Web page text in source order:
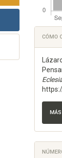
del
CÓMO